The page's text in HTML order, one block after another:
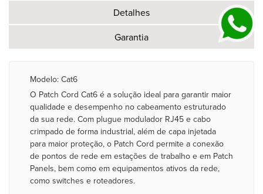
Detalhes
Garantia
Modelo: Cat6
O Patch Cord Cat6 é a solução ideal para garantir maior
qualidade e desempenho no cabeamento estruturado
da sua rede. Com plugue modulador RJ45 e cabo
crimpado de forma industrial, além de capa injetada
para maior proteção, o Patch Cord permite a conexão
de pontos de rede em estações de trabalho e em Patch
Panels, bem como em equipamentos ativos da rede,
como switches e roteadores.